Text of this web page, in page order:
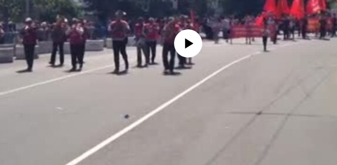
No media source currently available